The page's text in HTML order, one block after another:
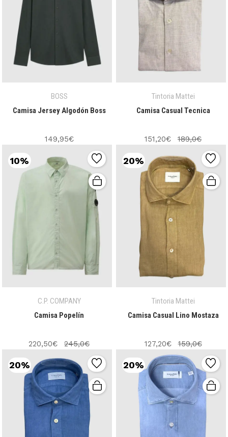
BOSS
Camisa Jersey Algodón Boss
149,95€
Tintoria Mattei
Camisa Casual Tecnica
151,20€ 189,0€
10%
C.P. COMPANY
Camisa Popelín
220,50€ 245,0€
20%
Tintoria Mattei
Camisa Casual Lino Mostaza
127,20€ 159,0€
20% 20%